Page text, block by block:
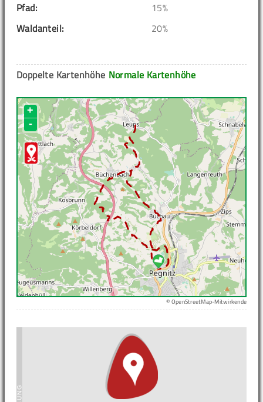
Pfad:
15%
Waldanteil:
20%
Normale Kartenhöhe
Doppelte Kartenhöhe
+
-
© OpenStreetMap-Mitwirkende